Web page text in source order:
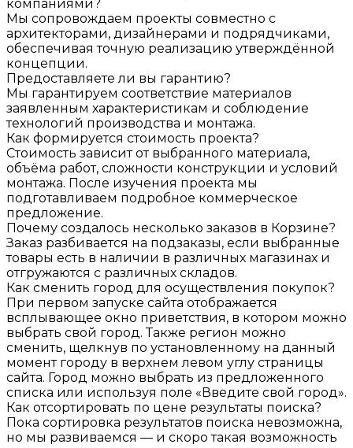
компаниями?
Мы сопровождаем проекты совместно с
архитекторами, дизайнерами и подрядчиками,
обеспечивая точную реализацию утверждённой
концепции.
Предоставляете ли вы гарантию?
Мы гарантируем соответствие материалов
заявленным характеристикам и соблюдение
технологий производства и монтажа.
Как формируется стоимость проекта?
Стоимость зависит от выбранного материала,
объёма работ, сложности конструкции и условий
монтажа. После изучения проекта мы
подготавливаем подробное коммерческое
предложение.
Почему создалось несколько заказов в Корзине?
Заказ разбивается на подзаказы, если выбранные
товары есть в наличии в различных магазинах и
отгружаются с различных складов.
Как сменить город для осуществления покупок?
При первом запуске сайта отображается
всплывающее окно приветствия, в котором можно
выбрать свой город. Также регион можно
сменить, щелкнув по установленному на данный
момент городу в верхнем левом углу страницы
сайта. Город можно выбрать из предложенного
списка или используя поле «Введите свой город».
Как отсортировать по цене результаты поиска?
Пока сортировка результатов поиска невозможна,
но мы развиваемся — и скоро такая возможность